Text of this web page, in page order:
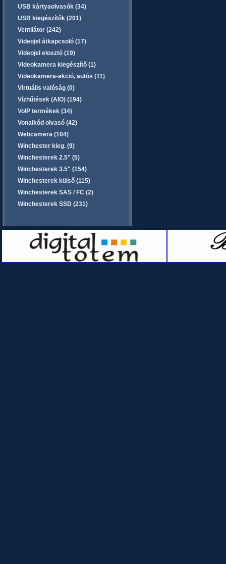
USB kártyaolvasók (34)
USB kiegészítők (201)
Ventilátor (242)
Videojel átkapcsoló (17)
Videojel elosztó (19)
Videokamera kiegészítő (1)
Videokamera-akció, autós (11)
Virtuális valóság (0)
Vízhűtések (AIO) (194)
VoIP termékek (34)
Vonalkód olvasó (42)
Webcamera (104)
Winchester kieg. (9)
Winchesterek 2.5" (5)
Winchesterek 3.5" (154)
Winchesterek külső (115)
Winchesterek SAS / FC (2)
Winchesterek SSD (231)